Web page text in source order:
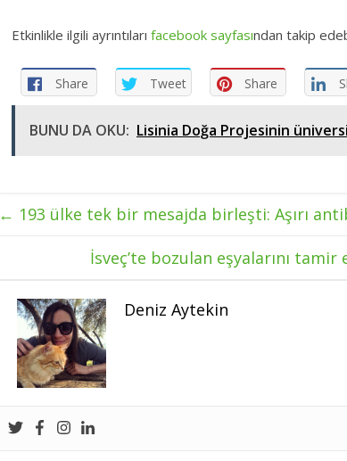
Etkinlikle ilgili ayrıntıları facebook sayfasından takip
Share Tweet Share
BUNU DA OKU: Lisinia Doğa Projesinin
← 193 ülke tek bir mesajda birleşti: Aşırı
İsveç’te bozulan eşyalarını
Deniz Aytekin